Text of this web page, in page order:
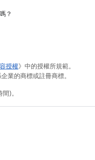
？
授權》中的授權所規範。
業的商標或註冊商標。
)。